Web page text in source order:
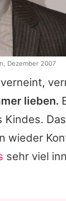
lieben.
Kindes.
wieder
sehr viel
Dezember 2007